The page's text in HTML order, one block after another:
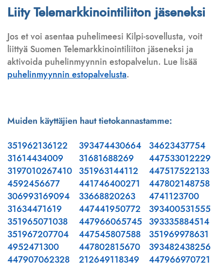
Liity Telemarkkinointiliiton jäseneksi
Jos et voi asentaa puhelimeesi Kilpi-sovellusta, voit
liittyä Suomen Telemarkkinointiliiton jäseneksi ja
aktivoida puhelinmyynnin estopalvelun. Lue lisää
puhelinmyynnin estopalvelusta.
Muiden käyttäjien haut tietokannastamme:
351962136122
31614434009
3197010267410
4592456677
306993169094
31634471619
351965071038
351967207704
4952471300
447907062328
393474430664
31681688269
351963144112
441746400271
33668820263
447441950772
447966065745
447545807588
447802815670
212649118349
34623437754
447533012229
447517522133
447802148758
4741123700
393400531555
393335884514
351969978631
393482438256
447966970721